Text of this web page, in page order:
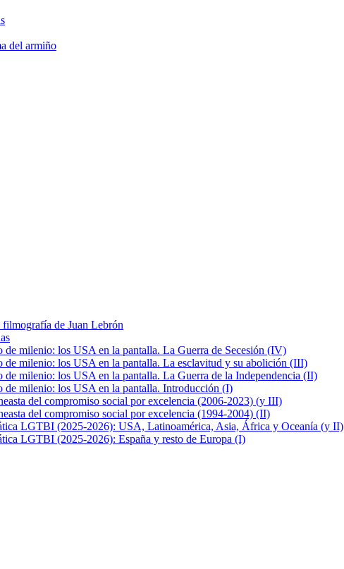
del armiño
de Juan Lebrón
de milenio: los USA en la pantalla. La Guerra de Secesión (IV)
de milenio: los USA en la pantalla. La esclavitud y su abolición (III)
de milenio: los USA en la pantalla. La Guerra de la Independencia (II)
de milenio: los USA en la pantalla. Introducción (I)
del compromiso social por excelencia (2006-2023) (y III)
del compromiso social por excelencia (1994-2004) (II)
LGTBI (2025-2026): USA, Latinoamérica, Asia, África y Oceanía (y II)
LGTBI (2025-2026): España y resto de Europa (I)